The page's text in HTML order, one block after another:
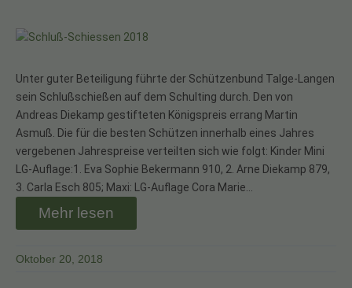
Unter guter Beteiligung führte der Schützenbund Talge-Langen
sein Schlußschießen auf dem Schulting durch. Den von
Andreas Diekamp gestifteten Königspreis errang Martin
Asmuß. Die für die besten Schützen innerhalb eines Jahres
vergebenen Jahrespreise verteilten sich wie folgt: Kinder Mini
LG-Auflage:1. Eva Sophie Bekermann 910, 2. Arne Diekamp 879,
3. Carla Esch 805; Maxi: LG-Auflage Cora Marie…
Mehr lesen
Oktober 20, 2018